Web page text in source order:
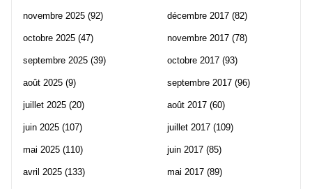
novembre 2025 (92)
octobre 2025 (47)
septembre 2025 (39)
août 2025 (9)
juillet 2025 (20)
juin 2025 (107)
mai 2025 (110)
avril 2025 (133)
décembre 2017 (82)
novembre 2017 (78)
octobre 2017 (93)
septembre 2017 (96)
août 2017 (60)
juillet 2017 (109)
juin 2017 (85)
mai 2017 (89)